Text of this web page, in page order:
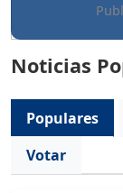
Noticias
Populares
Votar